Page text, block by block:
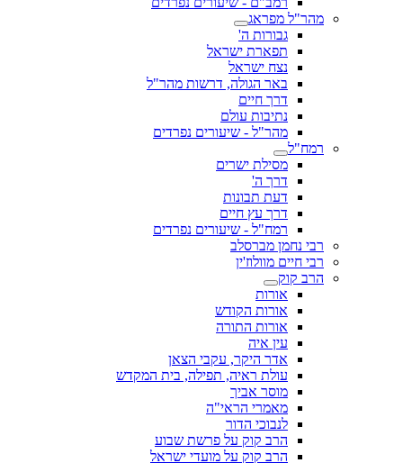
מהר"ל מפראג
גבורות ה'
תפארת ישראל
נצח ישראל
באר הגולה, דרשות מהר"ל
דרך חיים
נתיבות עולם
מהר"ל - שיעורים נפרדים
רמח"ל
מסילת ישרים
דרך ה'
דעת תבונות
דרך עץ חיים
רמח"ל - שיעורים נפרדים
רבי נחמן מברסלב
רבי חיים מוולוז'ין
הרב קוק
אורות
אורות הקודש
אורות התורה
עין איה
אדר היקר, עקבי הצאן
עולת ראיה, תפילה, בית המקדש
מוסר אביך
מאמרי הראי"ה
לנבוכי הדור
הרב קוק על פרשת שבוע
הרב קוק על מועדי ישראל